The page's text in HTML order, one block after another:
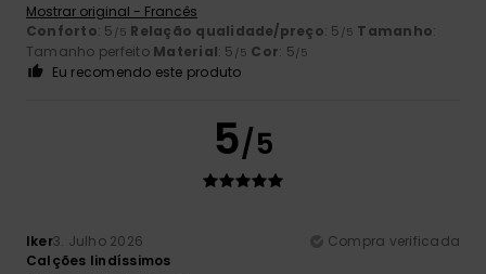
Mostrar original - Francês
Conforto: 5 /5 Relação qualidade/preço: 5 /5 Tamanho:
Tamanho perfeito Material: 5 /5 Cor: 5/5
Eu recomendo este produto
5/5
Iker3. Julho 2026
Compra verificada
Calções lindíssimos